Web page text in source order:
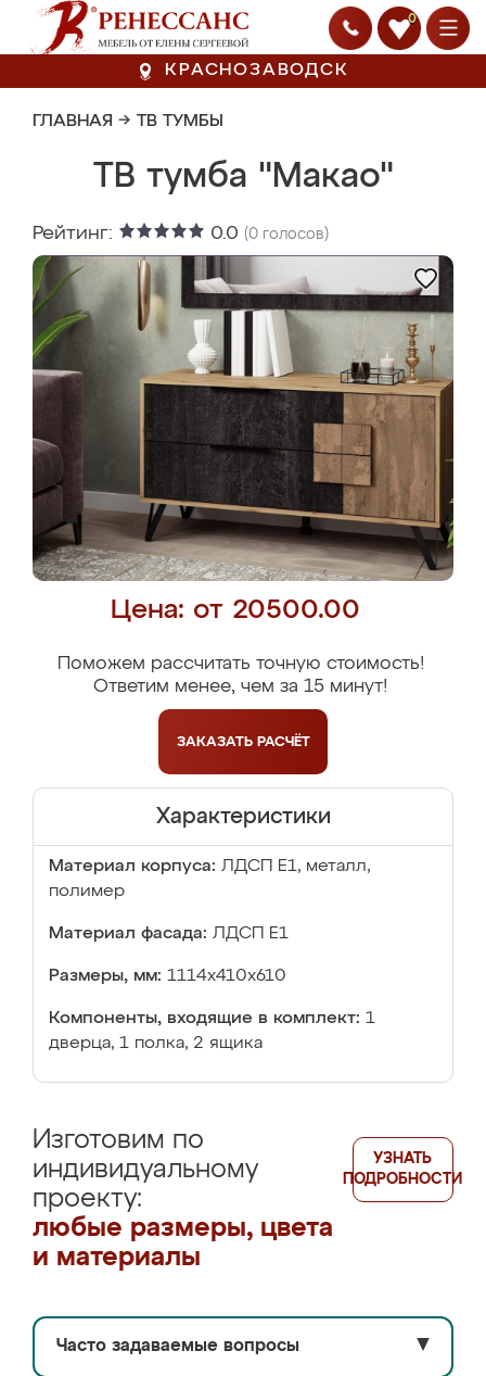
0
КРАСНОЗАВОДСК
ГЛАВНАЯ → ТВ ТУМБЫ
ТВ тумба "Макао"
Рейтинг: 0.0 (0 голосов)
Цена: от 20500.00
Поможем рассчитать точную стоимость!
Ответим менее, чем за 15 минут!
ЗАКАЗАТЬ РАСЧЁТ
Характеристики
Материал корпуса: ЛДСП Е1, металл,
полимер
Материал фасада: ЛДСП Е1
Размеры, мм: 1114х410х610
Компоненты, входящие в комплект: 1
дверца, 1 полка, 2 ящика
Изготовим по
индивидуальному
проекту:
любые размеры, цвета
и материалы
УЗНАТЬ
ПОДРОБНОСТИ
Часто задаваемые вопросы ▼